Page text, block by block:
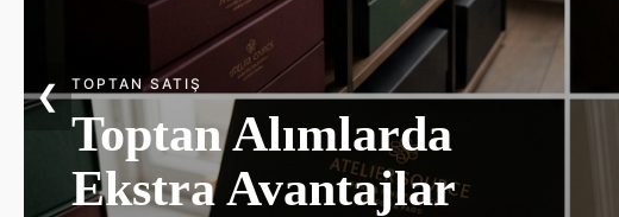
KINA & DÜĞÜN
Göz Kamaştıran
Gelin Aksesuarları
❮